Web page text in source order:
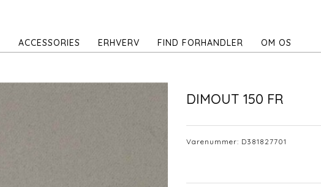
ACCESSORIES ERHVERV FIND FORHANDLER OM OS
DIMOUT 150 FR
Varenummer: D381827701